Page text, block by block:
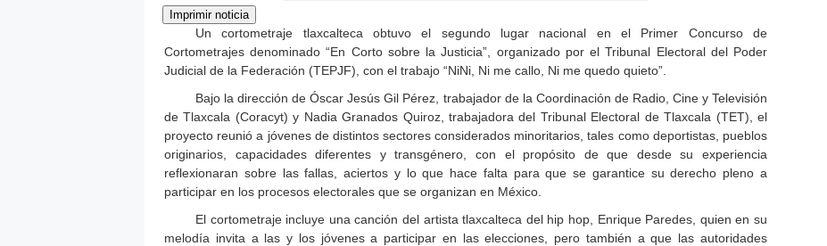
Un cortometraje tlaxcalteca obtuvo el segundo lugar nacional en el Primer Concurso de
Cortometrajes denominado “En Corto sobre la Justicia”, organizado por el Tribunal Electoral del Poder
Judicial de la Federación (TEPJF), con el trabajo “NiNi, Ni me callo, Ni me quedo quieto”.
Bajo la dirección de Óscar Jesús Gil Pérez, trabajador de la Coordinación de Radio, Cine y Televisión
de Tlaxcala (Coracyt) y Nadia Granados Quiroz, trabajadora del Tribunal Electoral de Tlaxcala (TET), el
proyecto reunió a jóvenes de distintos sectores considerados minoritarios, tales como deportistas, pueblos
originarios, capacidades diferentes y transgénero, con el propósito de que desde su experiencia
reflexionaran sobre las fallas, aciertos y lo que hace falta para que se garantice su derecho pleno a
participar en los procesos electorales que se organizan en México.
El cortometraje incluye una canción del artista tlaxcalteca del hip hop, Enrique Paredes, quien en su
melodía invita a las y los jóvenes a participar en las elecciones, pero también a que las autoridades